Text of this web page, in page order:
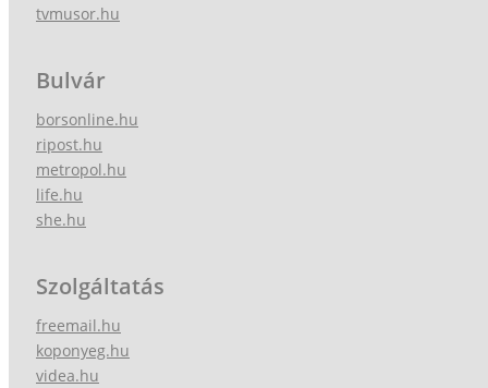
tvmusor.hu
Bulvár
borsonline.hu
ripost.hu
metropol.hu
life.hu
she.hu
Szolgáltatás
freemail.hu
koponyeg.hu
videa.hu